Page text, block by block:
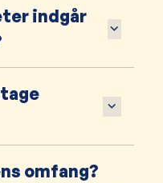
indgår
omfang?